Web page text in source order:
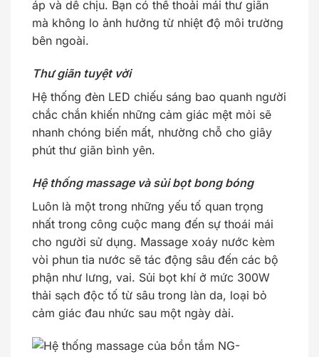
áp và dễ chịu. Bạn có thể thoải mái thư giãn
mà không lo ảnh hưởng từ nhiệt độ môi trường
bên ngoài.
Thư giãn tuyệt vời
Hệ thống đèn LED chiếu sáng bao quanh người
chắc chắn khiến những cảm giác mệt mỏi sẽ
nhanh chóng biến mất, nhường chỗ cho giây
phút thư giãn bình yên.
Hệ thống massage và sủi bọt bong bóng
Luôn là một trong những yếu tố quan trọng
nhất trong công cuộc mang đến sự thoái mái
cho người sử dụng. Massage xoáy nước kèm
vòi phun tia nước sẽ tác động sâu đến các bộ
phận như lưng, vai. Sủi bọt khí ở mức 300W
thải sạch độc tố từ sâu trong làn da, loại bỏ
cảm giác đau nhức sau một ngày dài.